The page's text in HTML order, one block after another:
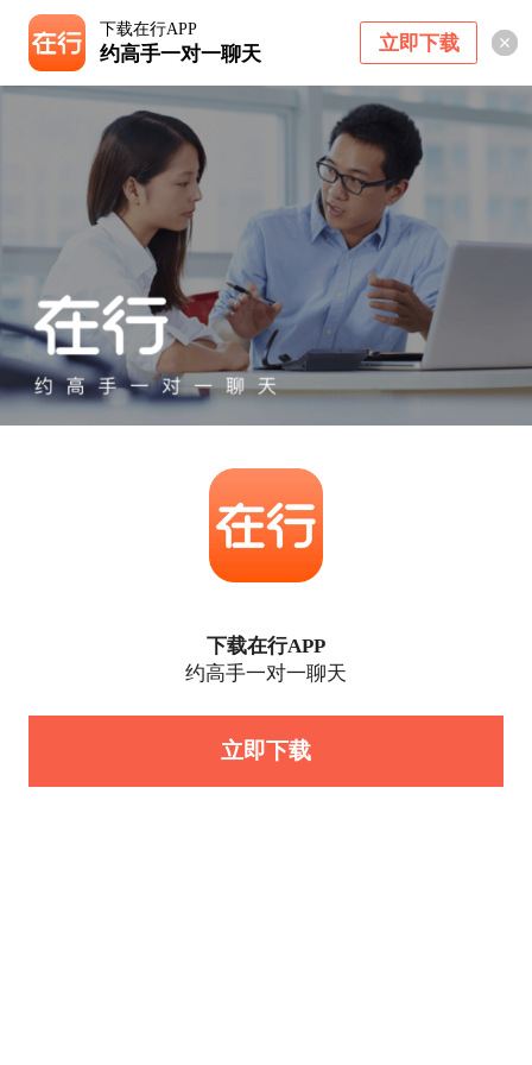
下载在行APP
约高手一对一聊天 立即下载
下载在行APP
约高手一对一聊天
立即下载